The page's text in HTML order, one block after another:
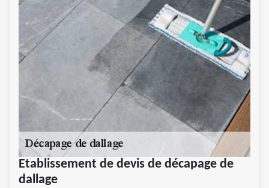
Etablissement de devis de décapage de
dallage